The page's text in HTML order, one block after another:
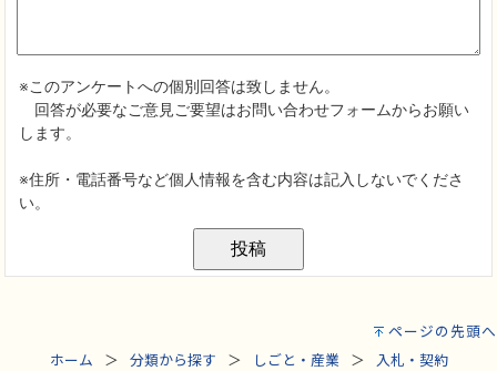
ページの先頭へ
ホーム
分類から探す しごと・産業
入札・契約